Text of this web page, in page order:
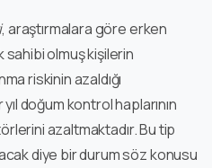
, araştırmalara göre erken
olmuş kişilerin
riskinin azaldığı
doğum kontrol haplarının
azaltmaktadır. Bu tip
diye bir durum söz konusu